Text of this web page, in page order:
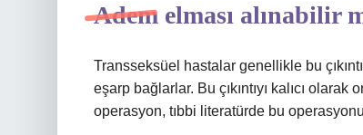
Adem elması alınabilir
Transseksüel hastalar genellikle bu
eşarp bağlarlar. Bu çıkıntıyı kalıcı
operasyon, tıbbi literatürde bu operasyonu